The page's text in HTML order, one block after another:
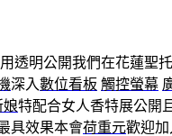
透明公開我們在花蓮聖
深入數位看板 觸控螢幕
娘特配合女人香特展公開
具效果本會荷重元歡迎加